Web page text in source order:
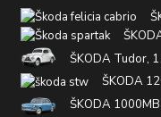
ŠKODA
ŠKODA Tudor,
ŠKODA
ŠKODA